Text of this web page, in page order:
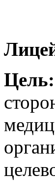
Цель: